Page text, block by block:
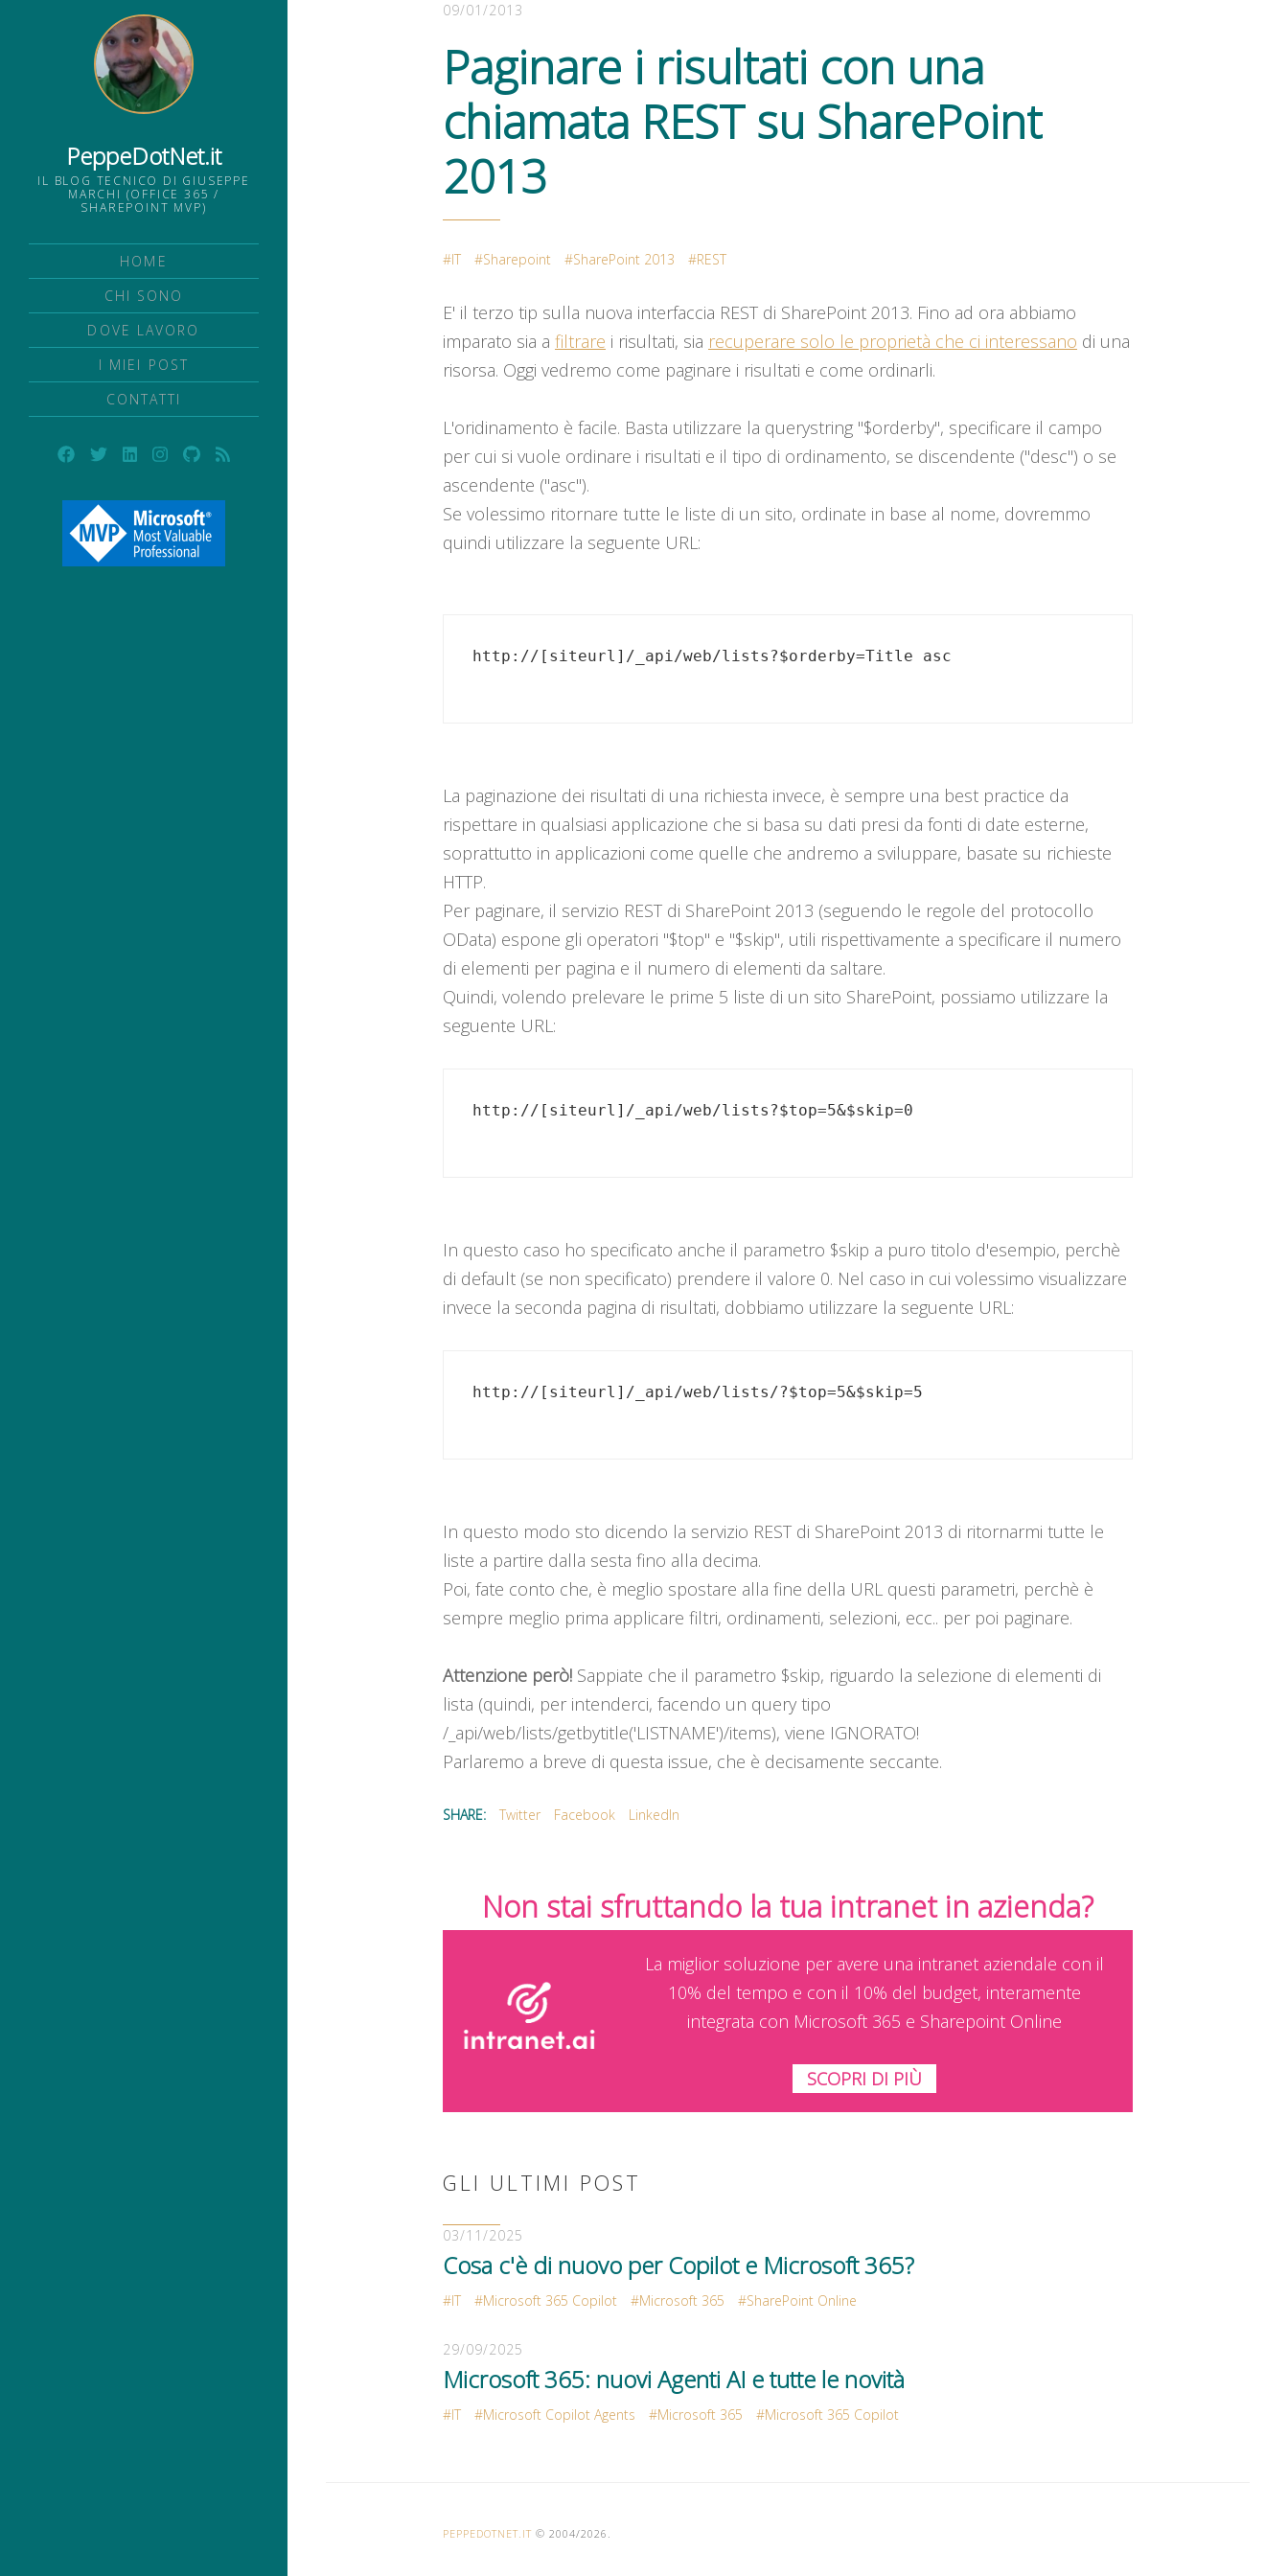
PeppeDotNet.it
IL BLOG TECNICO DI GIUSEPPE
MARCHI (OFFICE 365 /
SHAREPOINT MVP)
HOME
CHI SONO
DOVE LAVORO
I MIEI POST
CONTATTI
09/01/2013
Paginare i risultati con una
chiamata REST su SharePoint
2013
IT Sharepoint SharePoint 2013 REST
E' il terzo tip sulla nuova interfaccia REST di SharePoint 2013. Fino ad ora abbiamo
imparato sia a filtrare i risultati, sia recuperare solo le proprietà che ci interessano di una
risorsa. Oggi vedremo come paginare i risultati e come ordinarli.
L'oridinamento è facile. Basta utilizzare la querystring "$orderby", specificare il campo
per cui si vuole ordinare i risultati e il tipo di ordinamento, se discendente ("desc") o se
ascendente ("asc").
Se volessimo ritornare tutte le liste di un sito, ordinate in base al nome, dovremmo
quindi utilizzare la seguente URL:
La paginazione dei risultati di una richiesta invece, è sempre una best practice da
rispettare in qualsiasi applicazione che si basa su dati presi da fonti di date esterne,
soprattutto in applicazioni come quelle che andremo a sviluppare, basate su richieste
HTTP.
Per paginare, il servizio REST di SharePoint 2013 (seguendo le regole del protocollo
OData) espone gli operatori "$top" e "$skip", utili rispettivamente a specificare il numero
di elementi per pagina e il numero di elementi da saltare.
Quindi, volendo prelevare le prime 5 liste di un sito SharePoint, possiamo utilizzare la
seguente URL:
In questo caso ho specificato anche il parametro $skip a puro titolo d'esempio, perchè
di default (se non specificato) prendere il valore 0. Nel caso in cui volessimo visualizzare
invece la seconda pagina di risultati, dobbiamo utilizzare la seguente URL:
In questo modo sto dicendo la servizio REST di SharePoint 2013 di ritornarmi tutte le
liste a partire dalla sesta fino alla decima.
Poi, fate conto che, è meglio spostare alla fine della URL questi parametri, perchè è
sempre meglio prima applicare filtri, ordinamenti, selezioni, ecc.. per poi paginare.
Attenzione però! Sappiate che il parametro $skip, riguardo la selezione di elementi di
lista (quindi, per intenderci, facendo un query tipo
/_api/web/lists/getbytitle('LISTNAME')/items), viene IGNORATO!
Parlaremo a breve di questa issue, che è decisamente seccante.
SHARE: Twitter Facebook LinkedIn
Non stai sfruttando la tua intranet in azienda?
La miglior soluzione per avere una intranet aziendale con il
10% del tempo e con il 10% del budget, interamente
integrata con Microsoft 365 e Sharepoint Online
SCOPRI DI PIÙ
GLI ULTIMI POST
03/11/2025
Cosa c'è di nuovo per Copilot e Microsoft 365?
IT Microsoft 365 Copilot Microsoft 365 SharePoint Online
29/09/2025
Microsoft 365: nuovi Agenti AI e tutte le novità
IT Microsoft Copilot Agents Microsoft 365 Microsoft 365 Copilot
PEPPEDOTNET.IT © 2004/2026.